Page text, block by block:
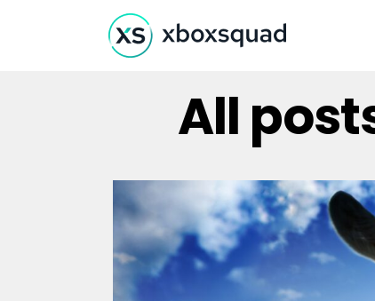
All